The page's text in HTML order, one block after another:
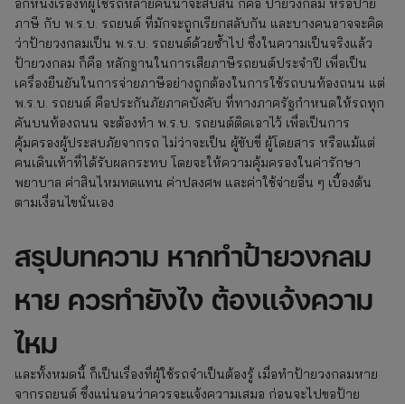
อีกหนึ่งเรื่องที่ผู้ใช้รถหลายคนน่าจะสับสน ก็คือ ป้ายวงกลม หรือป้าย
ภาษี กับ พ.ร.บ. รถยนต์ ที่มักจะถูกเรียกสลับกัน และบางคนอาจจะคิด
ว่าป้ายวงกลมเป็น พ.ร.บ. รถยนต์ด้วยซ้ำไป ซึ่งในความเป็นจริงแล้ว
ป้ายวงกลม ก็คือ หลักฐานในการเสียภาษีรถยนต์ประจำปี เพื่อเป็น
เครื่องยืนยันในการจ่ายภาษีอย่างถูกต้องในการใช้รถบนท้องถนน แต่
พ.ร.บ. รถยนต์ คือประกันภัยภาคบังคับ ที่ทางภาครัฐกำหนดให้รถทุก
คันบนท้องถนน จะต้องทำ พ.ร.บ. รถยนต์ติดเอาไว้ เพื่อเป็นการ
คุ้มครองผู้ประสบภัยจากรถ ไม่ว่าจะเป็น ผู้ขับขี่ ผู้โดยสาร หรือแม้แต่
คนเดินเท้าที่ได้รับผลกระทบ โดยจะให้ความคุ้มครองในค่ารักษา
พยาบาล ค่าสินไหมทดแทน ค่าปลงศพ และค่าใช้จ่ายอื่น ๆ เบื้องต้น
ตามเงื่อนไขนั่นเอง
สรุปบทความ หากทำป้ายวงกลม
หาย ควรทำยังไง ต้องแจ้งความ
ไหม
และทั้งหมดนี้ ก็เป็นเรื่องที่ผู้ใช้รถจำเป็นต้องรู้ เมื่อทำป้ายวงกลมหาย
จากรถยนต์ ซึ่งแน่นอนว่าควรจะแจ้งความเสมอ ก่อนจะไปขอป้าย